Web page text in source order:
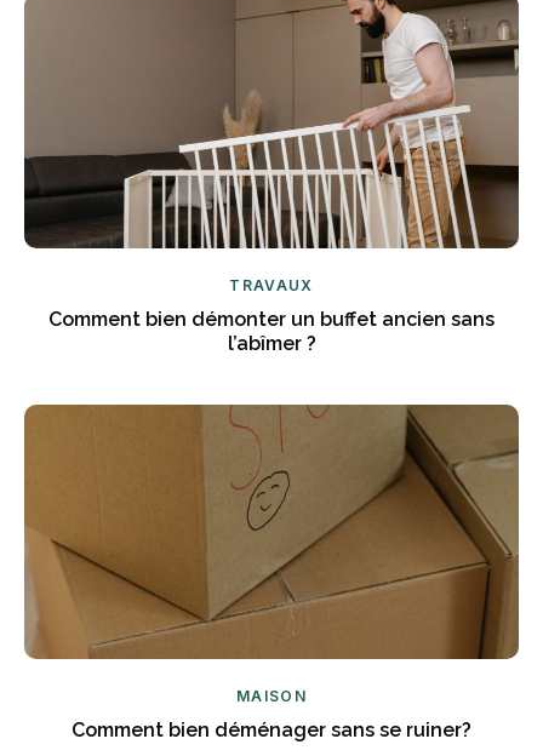
TRAVAUX
Comment bien démonter un buffet ancien sans
l’abîmer ?
MAISON
Comment bien déménager sans se ruiner?